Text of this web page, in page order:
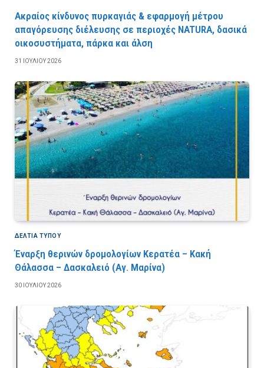
Ακραίος κίνδυνος πυρκαγιάς & εφαρμογή μέτρου
απαγόρευσης διέλευσης σε περιοχές NATURA, δασικά
οικοσυστήματα, πάρκα και άλση
31 ΙΟΥΛΊΟΥ 2026
ΔΕΛΤΙΑ ΤΥΠΟΥ
Έναρξη θερινών δρομολογίων Κερατέα – Κακή
Θάλασσα – Δασκαλειό (Αγ. Μαρίνα)
30 ΙΟΥΛΊΟΥ 2026